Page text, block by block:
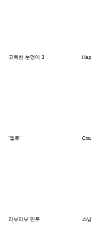
고독한 눈멍이 3
'옐로'
라뷰라뷰 민두 스